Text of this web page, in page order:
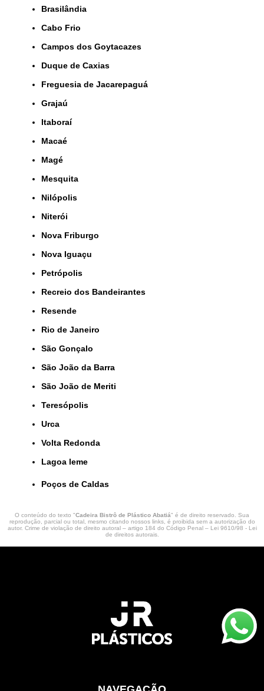
Brasilândia
Cabo Frio
Campos dos Goytacazes
Duque de Caxias
Freguesia de Jacarepaguá
Grajaú
Itaboraí
Macaé
Magé
Mesquita
Nilópolis
Niterói
Nova Friburgo
Nova Iguaçu
Petrópolis
Recreio dos Bandeirantes
Resende
Rio de Janeiro
São Gonçalo
São João da Barra
São João de Meriti
Teresópolis
Urca
Volta Redonda
lagoa leme
Poços de Caldas
O conteúdo do texto "Cadeira Bistrô de Plástico Abatiá" é de direito reservado. Sua
reprodução, parcial ou total, mesmo citando nossos links, é proibida sem a autorização do
autor. Crime de violação de direito autoral – artigo 184 do Código Penal – Lei 9610/98 - Lei
de direitos autorais.